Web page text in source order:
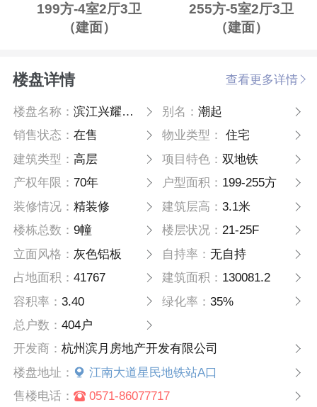
199方-4室2厅3卫
（建面）
255方-5室2厅3卫
（建面）
楼盘详情 查看更多详情
楼盘名称：滨江兴耀潮起 别名： 潮起
销售状态：在售 物业类型：
住宅
建筑类型：高层 项目特色： 双地铁
产权年限：70年 户型面积： 199-255方
装修情况：精装修 建筑层高： 3.1米
楼栋总数：9幢 楼层状况： 21-25F
立面风格： 灰色铝板 自持率： 无自持
占地面积：41767 建筑面积： 130081.2
容积率：3.40 绿化率： 35%
总户数：404户
开发商：杭州滨月房地产开发有限公司
楼盘地址：
江南大道星民地铁站A口
售楼电话：
0571-86077717